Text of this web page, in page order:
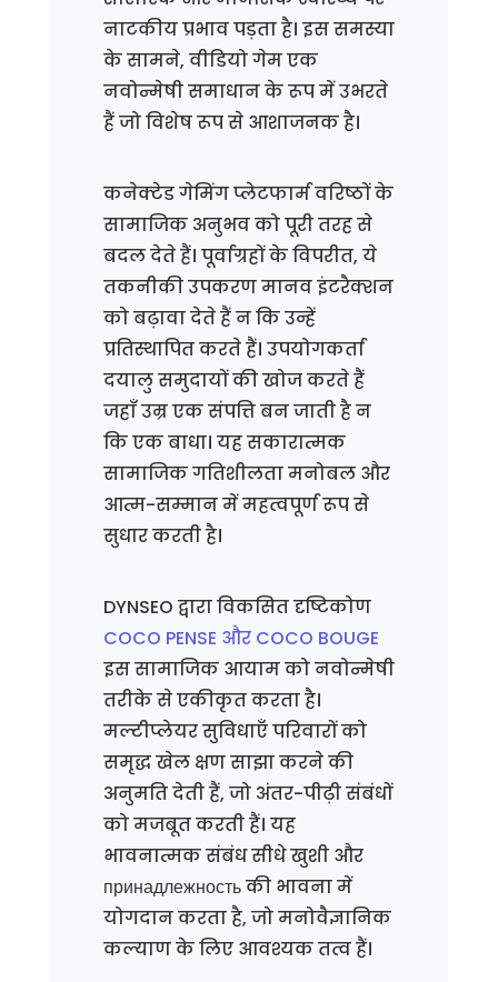
नाटकीय प्रभाव पड़ता है। इस समस्या
के सामने, वीडियो गेम एक
नवोन्मेषी समाधान के रूप में उभरते
हैं जो विशेष रूप से आशाजनक है।
कनेक्टेड गेमिंग प्लेटफार्म वरिष्ठों के
सामाजिक अनुभव को पूरी तरह से
बदल देते हैं। पूर्वाग्रहों के विपरीत, ये
तकनीकी उपकरण मानव इंटरैक्शन
को बढ़ावा देते हैं न कि उन्हें
प्रतिस्थापित करते हैं। उपयोगकर्ता
दयालु समुदायों की खोज करते हैं
जहाँ उम्र एक संपत्ति बन जाती है न
कि एक बाधा। यह सकारात्मक
सामाजिक गतिशीलता मनोबल और
आत्म-सम्मान में महत्वपूर्ण रूप से
सुधार करती है।
DYNSEO द्वारा विकसित दृष्टिकोण
COCO PENSE और COCO BOUGE
इस सामाजिक आयाम को नवोन्मेषी
तरीके से एकीकृत करता है।
मल्टीप्लेयर सुविधाएँ परिवारों को
समृद्ध खेल क्षण साझा करने की
अनुमति देती हैं, जो अंतर-पीढ़ी संबंधों
को मजबूत करती हैं। यह
भावनात्मक संबंध सीधे खुशी और
принадлежность की भावना में
योगदान करता है, जो मनोवैज्ञानिक
कल्याण के लिए आवश्यक तत्व हैं।